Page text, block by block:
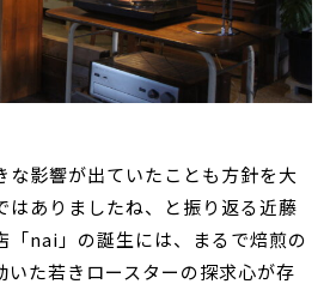
な影響が出ていたことも方針を大
はありましたね、と振り返る近藤
「nai」の誕生には、まるで焙煎の
いた若きロースターの探求心が存